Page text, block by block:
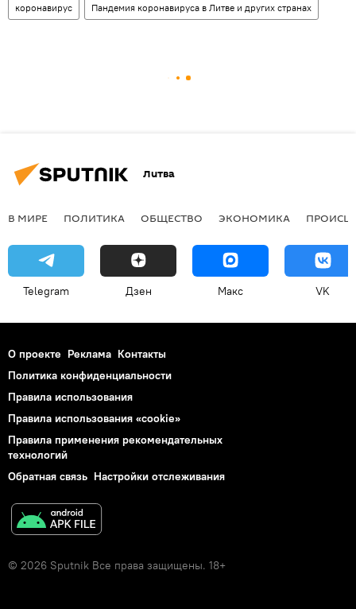
коронавирус Пандемия коронавируса в Литве и других странах
Литва
В МИРЕ ПОЛИТИКА ОБЩЕСТВО ЭКОНОМИКА
Telegram Дзен Макс VK
О проекте Реклама Контакты
Политика конфиденциальности
Правила использования
Правила использования «cookie»
Правила применения рекомендательных
технологий
Обратная связь Настройки отслеживания
© 2026 Sputnik Все права защищены. 18+